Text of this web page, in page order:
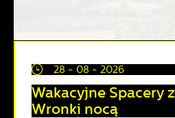
28 - 08 - 2026
Wakacyjne Spacery
Wronki nocą